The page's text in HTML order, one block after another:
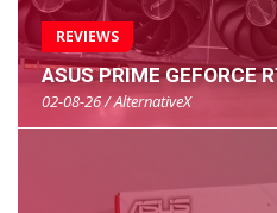
REVIEWS
ASUS PRIME GEFORCE
02-08-26 / AlternativeX